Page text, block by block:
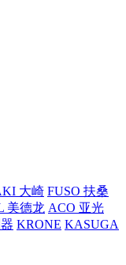
大崎 FUSO 扶桑
美德龙 ACO 亚光
KRONE KASUGA